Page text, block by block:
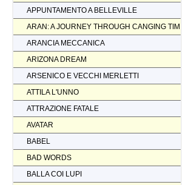
APPUNTAMENTO A BELLEVILLE
ARAN: A JOURNEY THROUGH CANGING TIMES
ARANCIA MECCANICA
ARIZONA DREAM
ARSENICO E VECCHI MERLETTI
ATTILA L'UNNO
ATTRAZIONE FATALE
AVATAR
BABEL
BAD WORDS
BALLA COI LUPI